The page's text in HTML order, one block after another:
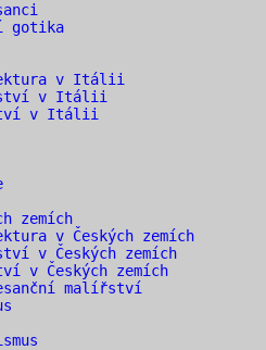
gotika
v Itálii
v Itálii
v Itálii
zemích
v Českých zemích
v Českých zemích
v Českých zemích
malířství